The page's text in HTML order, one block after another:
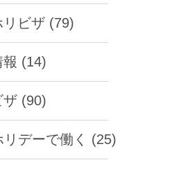
ビザ (79)
報 (14)
ザ (90)
リデーで働く (25)